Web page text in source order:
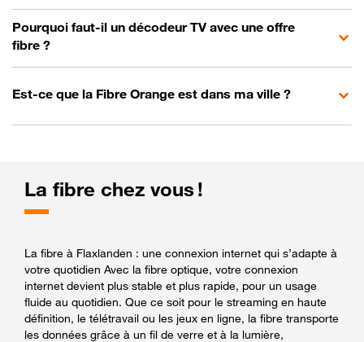
Pourquoi faut-il un décodeur TV avec une offre
fibre ?
Est-ce que la Fibre Orange est dans ma ville ?
La fibre chez vous !
La fibre à Flaxlanden : une connexion internet qui s’adapte à
votre quotidien Avec la fibre optique, votre connexion
internet devient plus stable et plus rapide, pour un usage
fluide au quotidien. Que ce soit pour le streaming en haute
définition, le télétravail ou les jeux en ligne, la fibre transporte
les données grâce à un fil de verre et à la lumière,